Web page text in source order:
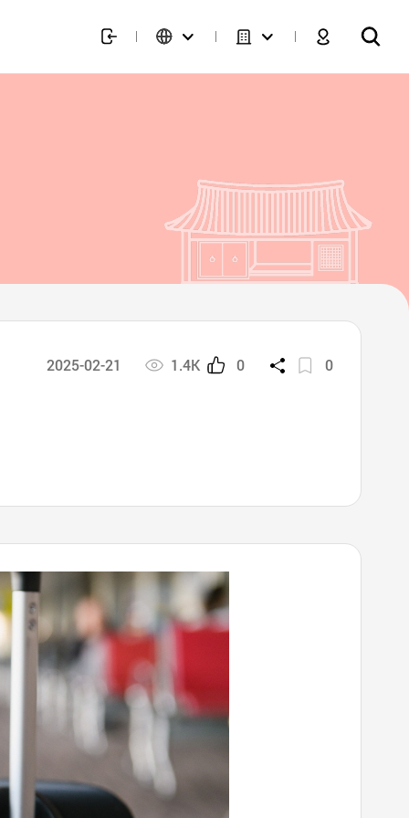
2025-02-21 1.4K 0 0